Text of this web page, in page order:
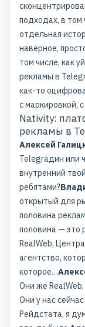
подходах, в том
отдельная
наверное,
том числе, как
рекламы в
как-то
с маркировкой,
Nativity:
рекламы в
Алексей
Telegraдин или
внутренний
ребятами?
открытый для
половина
половина — это
RealWeb,
агентство,
которое…
Они же
Они у нас
Рейдстата, я